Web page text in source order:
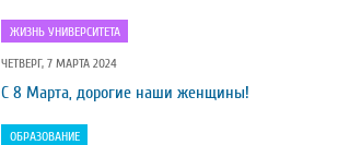
ЖИЗНЬ УНИВЕРСИТЕТА
ЧЕТВЕРГ, 7 МАРТА 2024
С 8 Марта, дорогие наши женщины!
ОБРАЗОВАНИЕ